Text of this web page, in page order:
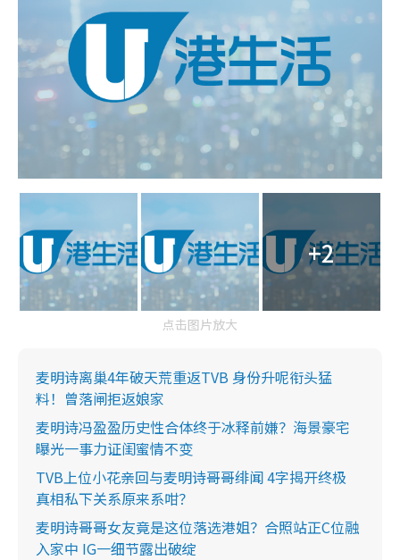
+2
点击图片放大
麦明诗离巢4年破天荒重返TVB 身份升呢衔头猛
料！曾落闸拒返娘家
麦明诗冯盈盈历史性合体终于冰释前嫌？海景豪宅
曝光一事力证闺蜜情不变
TVB上位小花亲回与麦明诗哥哥绯闻 4字揭开终极
真相私下关系原来系咁？
麦明诗哥哥女友竟是这位落选港姐？合照站正C位融
入家中 IG一细节露出破绽